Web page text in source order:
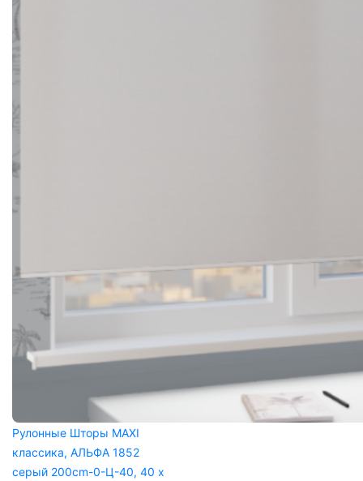
Рулонные Шторы MAXI
классика, АЛЬФА 1852
серый 200cm-0-Ц-40, 40 x